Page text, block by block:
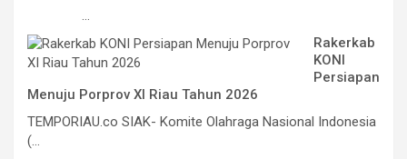
...
Rakerkab
KONI
Persiapan
Menuju Porprov XI Riau Tahun 2026
TEMPORIAU.co SIAK- Komite Olahraga Nasional Indonesia
(...